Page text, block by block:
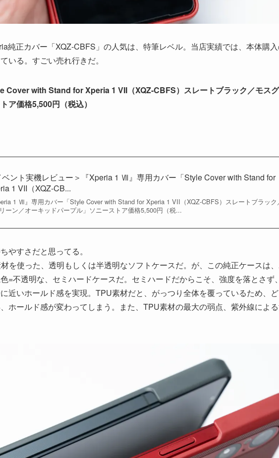
純正カバー「XQZ-CBFS」の人気は、特筆レベル。当店実績では、本体購
いる。すごい売れ行きだ。
Cover with Stand for Xperia 1 VII（XQZ-CBFS）スレートブラック／モス
ア価格5,500円（税込）
ベント実機レビュー＞『Xperia 1 Ⅶ』専用カバー「Style Cover with Stand for
1 VII（XQZ-CB...
1 Ⅶ』専用カバー「Style Cover with Stand for Xperia 1 VII（XQZ-CBFS）スレートブラック
ーン／オーキッドパープル」ソニーストア価格5,500円（税...
やすさだと思ってる。
を使った、透明もしくは半透明なソフトケースだ。が、この純正ケースは
=不透明な、セミハードケースだ。セミハードだからこそ、強度を落とさず
近いホールド感を実現。TPU素材だと、がっつり全体を覆っているため、
ホールド感が変わってしまう。また、TPU素材の最大の弱点、紫外線によ